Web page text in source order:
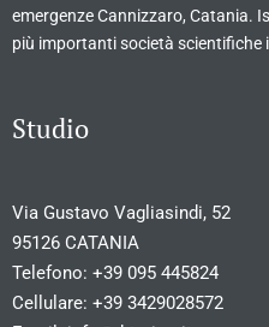
emergenze Cannizzaro, Catania.
più importanti società scientifiche
Studio
Via Gustavo Vagliasindi, 52
95126 CATANIA
Telefono: +39 095 445824
Cellulare: +39 3429028572